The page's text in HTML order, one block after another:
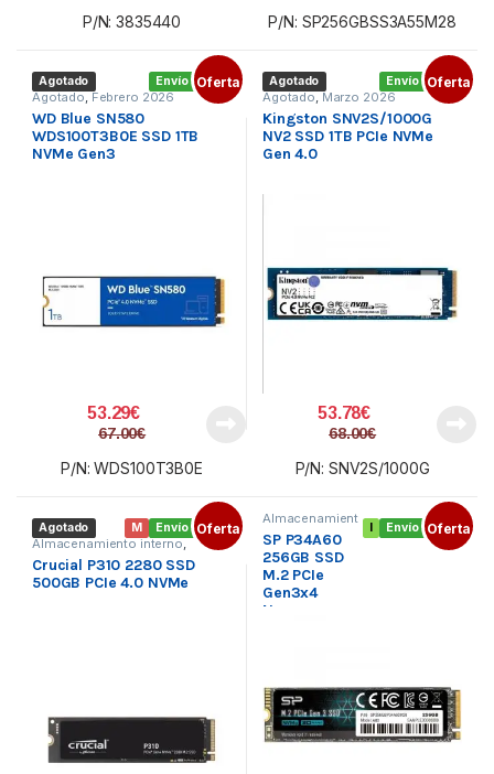
P/N: 3835440 P/N: SP256GBSS3A55M28
Envío gratis
Agotado Oferta
Agotado, Febrero 2026
WD Blue SN580
WDS100T3B0E SSD 1TB
NVMe Gen3
53.29€
67.00€
P/N: WDS100T3B0E
Envío gratis
Agotado Oferta
Agotado, Marzo 2026
Kingston SNV2S/1000G
NV2 SSD 1TB PCIe NVMe
Gen 4.0
53.78€
68.00€
P/N: SNV2S/1000G
Envío gratis
M
Agotado Oferta
Almacenamiento interno,
Componentes
Crucial P310 2280 SSD
500GB PCIe 4.0 NVMe
Envío gratis
I Oferta
Almacenamient
Componentes
SSD M.2
SP P34A60
256GB SSD
M.2 PCIe
Gen3x4
Nvme